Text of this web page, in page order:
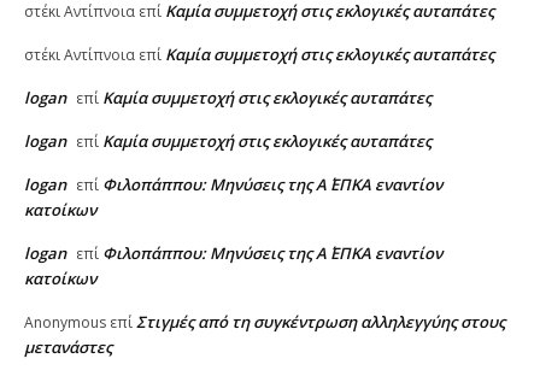
στέκι Αντίπνοια επί Καμία συμμετοχή στις εκλογικές αυταπάτες
στέκι Αντίπνοια επί Καμία συμμετοχή στις εκλογικές αυταπάτες
logan επί Καμία συμμετοχή στις εκλογικές αυταπάτες
logan επί Καμία συμμετοχή στις εκλογικές αυταπάτες
logan επί Φιλοπάππου: Μηνύσεις της Α΄ ΕΠΚΑ εναντίον
κατοίκων
logan επί Φιλοπάππου: Μηνύσεις της Α΄ ΕΠΚΑ εναντίον
κατοίκων
Anonymous επίΣτιγμές από τη συγκέντρωση αλληλεγγύης στους
μετανάστες